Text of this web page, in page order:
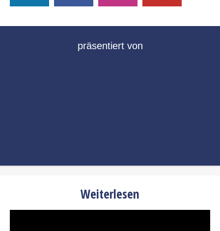
präsentiert von
Weiterlesen